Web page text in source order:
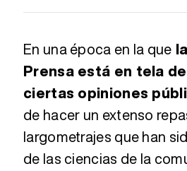
En una época en la que
Prensa está en tela
ciertas opiniones
de hacer un extenso
largometrajes que han
de las ciencias de la